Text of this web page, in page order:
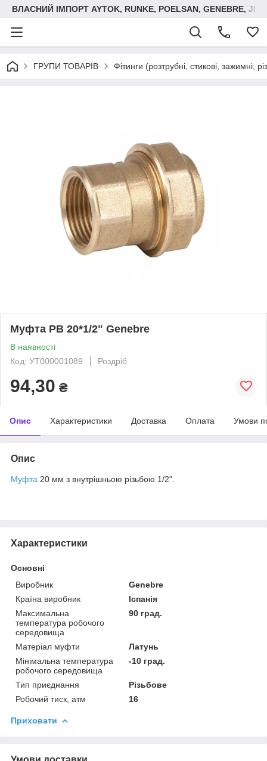
ВЛАСНИЙ ІМПОРТ AYTOK, RUNKE, POELSAN, GENEBRE,
ГРУПИ ТОВАРІВ Фітинги (розтрубні, стикові, зажимні,
Муфта РВ 20*1/2" Genebre
В наявності
Код: УТ000001089
Роздріб
94,30 ₴
Опис Характеристики Доставка Оплата Умови
Опис
Муфта 20 мм з внутрішньою різьбою 1/2".
Характеристики
Основні
Виробник
Genebre
Країна виробник
Іспанія
Максимальна
температура робочого
середовища
90 град.
Матеріал муфти
Латунь
Мінімальна температура
робочого середовища
-10 град.
Тип приєднання
Різьбове
Робочий тиск, атм
16
Приховати